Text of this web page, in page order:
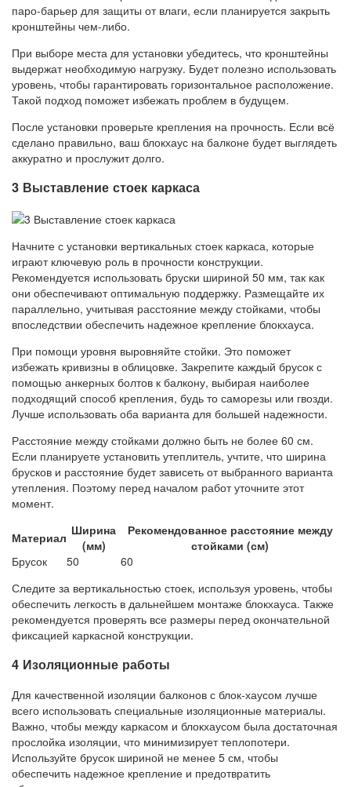
паро-барьер для защиты от влаги, если планируется закрыть
кронштейны чем-либо.
При выборе места для установки убедитесь, что кронштейны
выдержат необходимую нагрузку. Будет полезно использовать
уровень, чтобы гарантировать горизонтальное расположение.
Такой подход поможет избежать проблем в будущем.
После установки проверьте крепления на прочность. Если всё
сделано правильно, ваш блокхаус на балконе будет выглядеть
аккуратно и прослужит долго.
3 Выставление стоек каркаса
Начните с установки вертикальных стоек каркаса, которые
играют ключевую роль в прочности конструкции.
Рекомендуется использовать бруски шириной 50 мм, так как
они обеспечивают оптимальную поддержку. Размещайте их
параллельно, учитывая расстояние между стойками, чтобы
впоследствии обеспечить надежное крепление блокхауса.
При помощи уровня выровняйте стойки. Это поможет
избежать кривизны в облицовке. Закрепите каждый брусок с
помощью анкерных болтов к балкону, выбирая наиболее
подходящий способ крепления, будь то саморезы или гвозди.
Лучше использовать оба варианта для большей надежности.
Расстояние между стойками должно быть не более 60 см.
Если планируете установить утеплитель, учтите, что ширина
брусков и расстояние будет зависеть от выбранного варианта
утепления. Поэтому перед началом работ уточните этот
момент.
Материал Ширина
(мм)
Рекомендованное расстояние между
стойками (см)
Брусок
50
60
Следите за вертикальностью стоек, используя уровень, чтобы
обеспечить легкость в дальнейшем монтаже блокхауса. Также
рекомендуется проверять все размеры перед окончательной
фиксацией каркасной конструкции.
4 Изоляционные работы
Для качественной изоляции балконов с блок-хаусом лучше
всего использовать специальные изоляционные материалы.
Важно, чтобы между каркасом и блокхаусом была достаточная
прослойка изоляции, что минимизирует теплопотери.
Используйте брусок шириной не менее 5 см, чтобы
обеспечить надежное крепление и предотвратить